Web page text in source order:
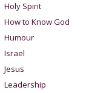
Holy Spirit
How to Know God
Humour
Israel
Jesus
Leadership